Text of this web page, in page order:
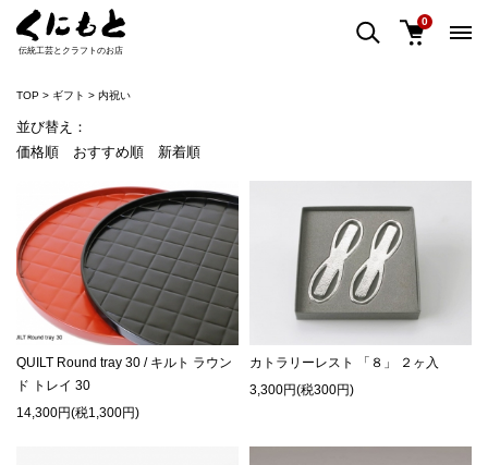
伝統工芸とクラフトのお店
0
TOP ギフト 内祝い
並び替え：
価格順
おすすめ順 新着順
QUILT Round tray 30 / キルト ラウン
ド トレイ 30
14,300円(税1,300円)
カトラリーレスト 「８」 ２ヶ入
3,300円(税300円)